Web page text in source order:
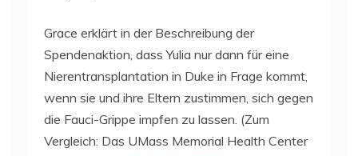
Grace erklärt in der Beschreibung der
Spendenaktion, dass Yulia nur dann für eine
Nierentransplantation in Duke in Frage kommt,
wenn sie und ihre Eltern zustimmen, sich gegen
die Fauci-Grippe impfen zu lassen. (Zum
Vergleich: Das UMass Memorial Health Center